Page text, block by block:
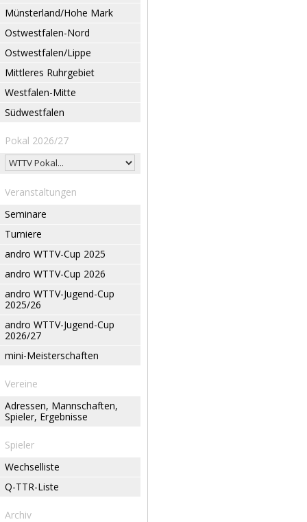
Münsterland/Hohe Mark
Ostwestfalen-Nord
Ostwestfalen/Lippe
Mittleres Ruhrgebiet
Westfalen-Mitte
Südwestfalen
Pokal 2026/27
Veranstaltungen
Seminare
Turniere
andro WTTV-Cup 2025
andro WTTV-Cup 2026
andro WTTV-Jugend-Cup
2025/26
andro WTTV-Jugend-Cup
2026/27
mini-Meisterschaften
Vereine
Adressen, Mannschaften,
Spieler, Ergebnisse
Spieler
Wechselliste
Q-TTR-Liste
Archiv